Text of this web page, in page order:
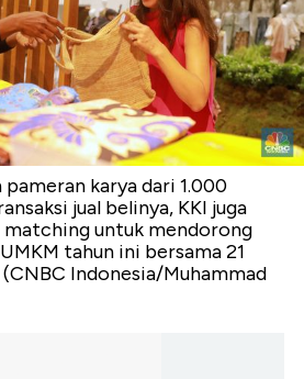
karya dari 1.000
jual belinya, KKI juga
matching untuk mendorong
tahun ini bersama 21
(CNBC Indonesia/Muhammad